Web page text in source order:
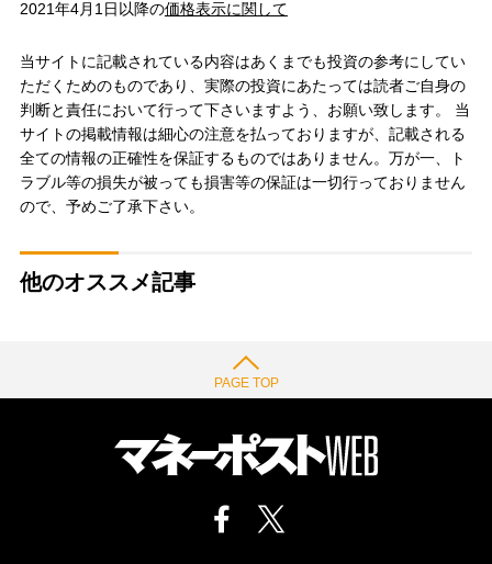
2021年4月1日以降の価格表示に関して
当サイトに記載されている内容はあくまでも投資の参考にしてい
ただくためのものであり、実際の投資にあたっては読者ご自身の
判断と責任において行って下さいますよう、お願い致します。 当
サイトの掲載情報は細心の注意を払っておりますが、記載される
全ての情報の正確性を保証するものではありません。万が一、ト
ラブル等の損失が被っても損害等の保証は一切行っておりません
ので、予めご了承下さい。
他のオススメ記事
PAGE TOP